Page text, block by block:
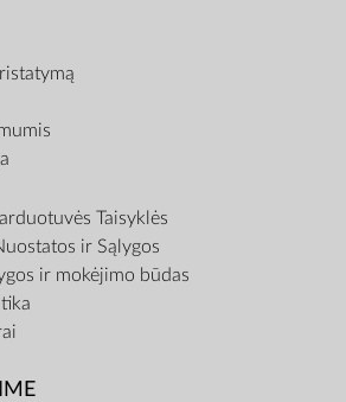
Taisyklės
ir Sąlygos
ir mokėjimo būdas